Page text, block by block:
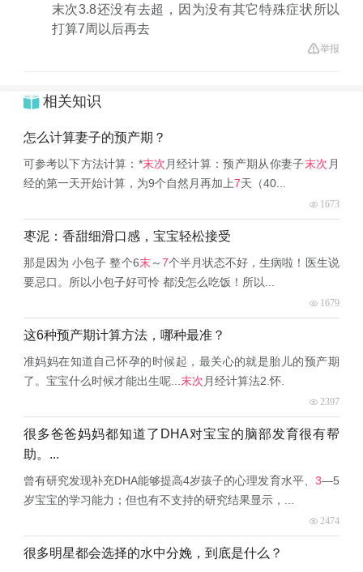
末次3.8还没有去超，因为没有其它特殊症状所以
打算7周以后再去
举报
相关知识
怎么计算妻子的预产期？
可参考以下方法计算：*末次 月经计算：预产期从你妻子末次 月
经的第一天开始计算，为9个自然月再加上7天（40...
1673
枣泥：香甜细滑口感，宝宝轻松接受
那是因为 小包子 整个6末～7个半月状态不好，生病啦！医生说
要忌口。所以小包子好可怜 都没怎么吃饭！所以...
1679
这6种预产期计算方法，哪种最准？
准妈妈在知道自己怀孕的时候起，最关心的就是胎儿的预产期
了。宝宝什么时候才能出生呢... 末次 月经计算法2.怀.
2397
很多爸爸妈妈都知道了DHA对宝宝的脑部发育很有帮
助。...
曾有研究发现补充DHA能够提高4岁孩子的心理发育水平、 3—5
岁宝宝的学习能力；但也有不支持的研究结果显示，...
2474
很多明星都会选择的水中分娩，到底是什么？